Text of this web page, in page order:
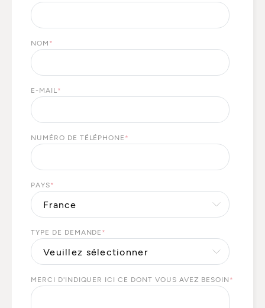
NOM *
E-MAIL *
NUMÉRO DE TÉLÉPHONE *
PAYS*
TYPE DE DEMANDE *
MERCI D'INDIQUER ICI CE DONT VOUS AVEZ BESOIN *